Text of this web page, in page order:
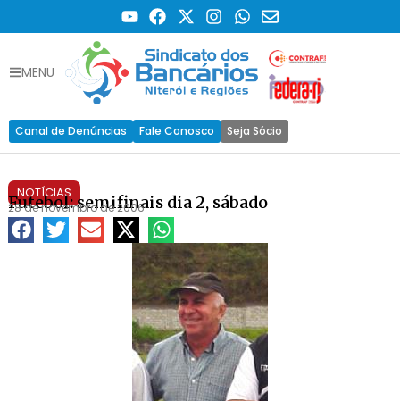
MENU
Canal de Denúncias Fale Conosco Seja Sócio
NOTÍCIAS
Futebol: semifinais dia 2, sábado
28 de novembro de 2006